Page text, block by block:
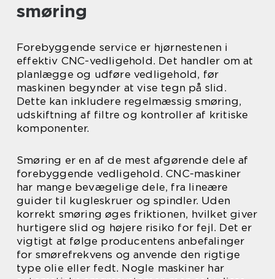
smøring
Forebyggende service er hjørnestenen i
effektiv CNC-vedligehold. Det handler om at
planlægge og udføre vedligehold, før
maskinen begynder at vise tegn på slid.
Dette kan inkludere regelmæssig smøring,
udskiftning af filtre og kontroller af kritiske
komponenter.
Smøring er en af de mest afgørende dele af
forebyggende vedligehold. CNC-maskiner
har mange bevægelige dele, fra lineære
guider til kugleskruer og spindler. Uden
korrekt smøring øges friktionen, hvilket giver
hurtigere slid og højere risiko for fejl. Det er
vigtigt at følge producentens anbefalinger
for smørefrekvens og anvende den rigtige
type olie eller fedt. Nogle maskiner har